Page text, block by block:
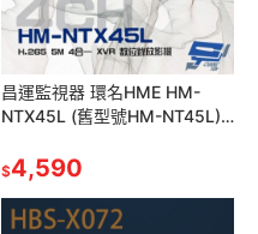
昌運監視器 環名HME HM-
NTX45L (舊型號HM-NT45L)
機
$4,590